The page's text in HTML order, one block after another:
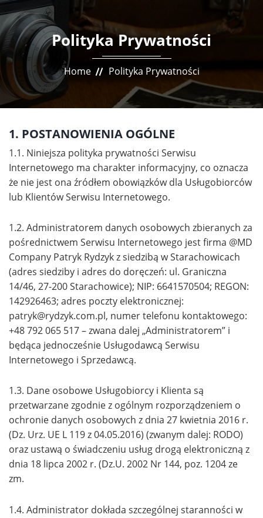
Polityka Prywatności
Home Polityka Prywatności
1. POSTANOWIENIA OGÓLNE
1.1. Niniejsza polityka prywatności Serwisu
Internetowego ma charakter informacyjny, co oznacza
że nie jest ona źródłem obowiązków dla Usługobiorców
lub Klientów Serwisu Internetowego.
1.2. Administratorem danych osobowych zbieranych za
pośrednictwem Serwisu Internetowego jest firma @MD
Company Patryk Rydzyk z siedzibą w Starachowicach
(adres siedziby i adres do doręczeń: ul. Graniczna
14/46, 27-200 Starachowice); NIP: 6641570504; REGON:
142926463; adres poczty elektronicznej:
patryk@rydzyk.com.pl, numer telefonu kontaktowego:
+48 792 065 517 – zwana dalej „Administratorem” i
będąca jednocześnie Usługodawcą Serwisu
Internetowego i Sprzedawcą.
1.3. Dane osobowe Usługobiorcy i Klienta są
przetwarzane zgodnie z ogólnym rozporządzeniem o
ochronie danych osobowych z dnia 27 kwietnia 2016 r.
(Dz. Urz. UE L 119 z 04.05.2016) (zwanym dalej: RODO)
oraz ustawą o świadczeniu usług drogą elektroniczną z
dnia 18 lipca 2002 r. (Dz.U. 2002 Nr 144, poz. 1204 ze
zm.
1.4. Administrator dokłada szczególnej staranności w